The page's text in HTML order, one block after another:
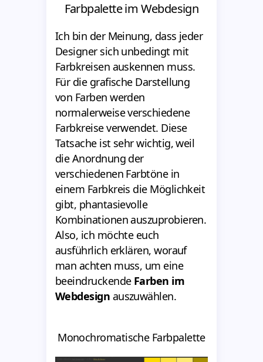
Farbpalette im Webdesign
Ich bin der Meinung, dass jeder
Designer sich unbedingt mit
Farbkreisen auskennen muss.
Für die grafische Darstellung
von Farben werden
normalerweise verschiedene
Farbkreise verwendet. Diese
Tatsache ist sehr wichtig, weil
die Anordnung der
verschiedenen Farbtöne in
einem Farbkreis die Möglichkeit
gibt, phantasievolle
Kombinationen auszuprobieren.
Also, ich möchte euch
ausführlich erklären, worauf
man achten muss, um eine
beeindruckende Farben im
Webdesign auszuwählen.
Monochromatische Farbpalette